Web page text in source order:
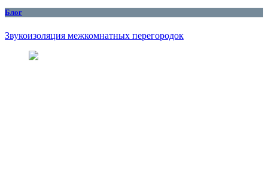
Блог
Звукоизоляция межкомнатных перегородок